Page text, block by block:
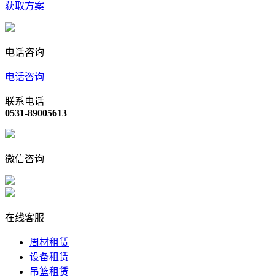
获取方案
电话咨询
电话咨询
联系电话
0531-89005613
微信咨询
在线客服
周材租赁
设备租赁
吊篮租赁